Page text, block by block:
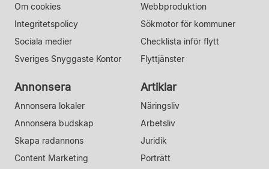
Om cookies
Integritetspolicy
Sociala medier
Sveriges Snyggaste Kontor
Webbproduktion
Sökmotor för kommuner
Checklista inför flytt
Flyttjänster
Annonsera
Annonsera lokaler
Annonsera budskap
Skapa radannons
Content Marketing
Artiklar
Näringsliv
Arbetsliv
Juridik
Porträtt